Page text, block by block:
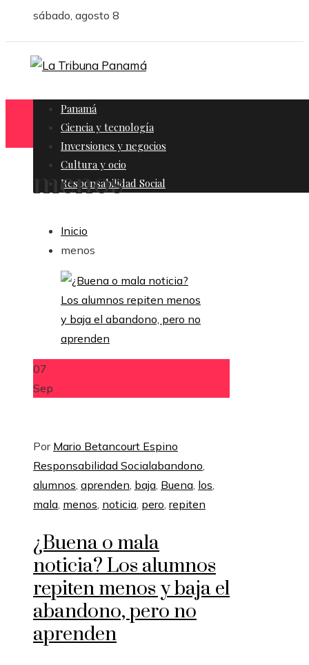
sábado, agosto 8
Panamá
Ciencia y tecnología
Inversiones y negocios
Cultura y ocio
Responsabilidad Social
menos
Inicio
menos
07
Sep
Por Mario Betancourt Espino
Responsabilidad Socialabandono
alumnos aprenden baja Buena los
mala menos noticia pero repiten
¿Buena o mala
noticia? Los alumnos
repiten menos y baja el
abandono, pero no
aprenden